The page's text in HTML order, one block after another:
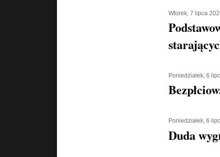
Wtorek, 7 lipca
Poniedziałek, 6
Poniedziałek, 6
Duda